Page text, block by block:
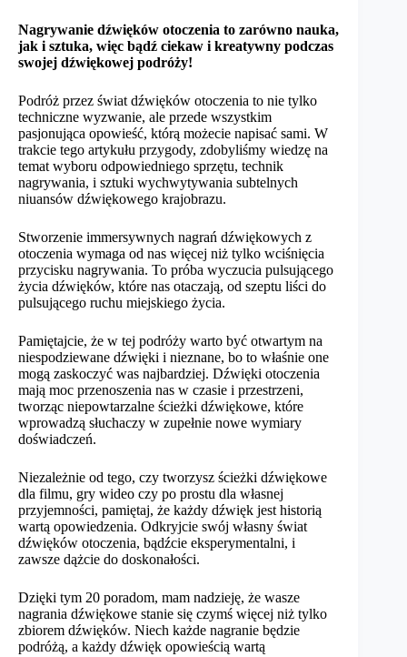
Nagrywanie dźwięków otoczenia to zarówno nauka,
jak i sztuka, więc bądź ciekaw i kreatywny podczas
swojej dźwiękowej podróży!
Podróż przez świat dźwięków otoczenia to nie tylko
techniczne wyzwanie, ale przede wszystkim
pasjonująca opowieść, którą możecie napisać sami. W
trakcie tego artykułu przygody, zdobyliśmy wiedzę na
temat wyboru odpowiedniego sprzętu, technik
nagrywania, i sztuki wychwytywania subtelnych
niuansów dźwiękowego krajobrazu.
Stworzenie immersywnych nagrań dźwiękowych z
otoczenia wymaga od nas więcej niż tylko wciśnięcia
przycisku nagrywania. To próba wyczucia pulsującego
życia dźwięków, które nas otaczają, od szeptu liści do
pulsującego ruchu miejskiego życia.
Pamiętajcie, że w tej podróży warto być otwartym na
niespodziewane dźwięki i nieznane, bo to właśnie one
mogą zaskoczyć was najbardziej. Dźwięki otoczenia
mają moc przenoszenia nas w czasie i przestrzeni,
tworząc niepowtarzalne ścieżki dźwiękowe, które
wprowadzą słuchaczy w zupełnie nowe wymiary
doświadczeń.
Niezależnie od tego, czy tworzysz ścieżki dźwiękowe
dla filmu, gry wideo czy po prostu dla własnej
przyjemności, pamiętaj, że każdy dźwięk jest historią
wartą opowiedzenia. Odkryjcie swój własny świat
dźwięków otoczenia, bądźcie eksperymentalni, i
zawsze dążcie do doskonałości.
Dzięki tym 20 poradom, mam nadzieję, że wasze
nagrania dźwiękowe stanie się czymś więcej niż tylko
zbiorem dźwięków. Niech każde nagranie będzie
podróżą, a każdy dźwięk opowieścią wartą